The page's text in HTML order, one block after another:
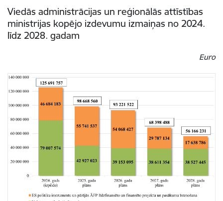
Viedās administrācijas un reģionālās attīstības
ministrijas kopējo izdevumu izmaiņas no 2024.
līdz 2028. gadam
Euro